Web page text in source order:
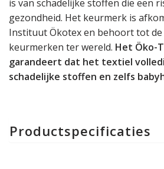
is van schadelijke stoffen die een
gezondheid. Het keurmerk is
Instituut Ökotex en behoort tot
keurmerken ter wereld. Het Öko-
garandeert dat het textiel
schadelijke stoffen en zelfs
Productspecificaties